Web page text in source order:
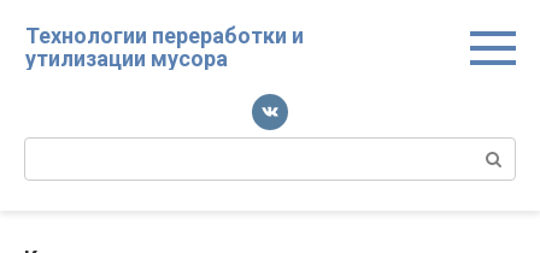
контенту
Технологии переработки и
утилизации мусора
Поиск: